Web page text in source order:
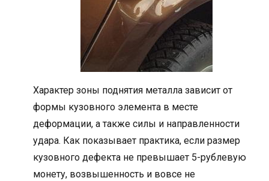
Характер зоны поднятия металла зависит от
формы кузовного элемента в месте
деформации, а также силы и направленности
удара. Как показывает практика, если размер
кузовного дефекта не превышает 5-рублевую
монету, возвышенность и вовсе не